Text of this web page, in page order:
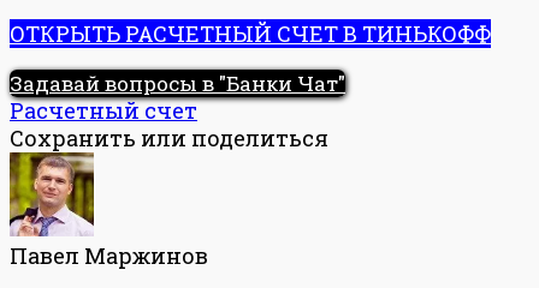
ОТКРЫТЬ РАСЧЕТНЫЙ СЧЕТ В ТИНЬКОФФ
Задавай вопросы в "Банки Чат"
Расчетный счет
Сохранить или поделиться
Павел Маржинов